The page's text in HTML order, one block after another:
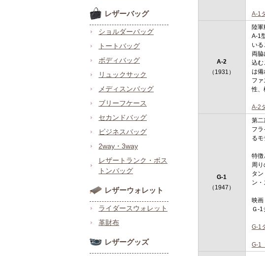
レザーバッグ
ショルダーバッグ
トートバッグ
ボディバッグ
リュックサック
メディスンバッグ
ブリーフケース
セカンドバッグ
ビジネスバッグ
2way・3way
レザートランク・ボス
トンバッグ
レザーウォレット
ライダースウォレット
革財布
レザーグッズ
A-1
A-2
（1931）
陸軍
A-1
いる
両脇
込む
は備
フ
性、
A-2
G-1
（1947）
第二
フ
るモ
特徴
周
タ
ン・
映画
Ｇ-1
G-1
G-1